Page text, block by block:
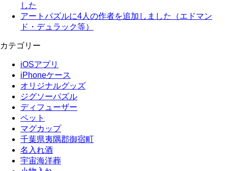
した
アートパズルに4人の作者を追加しました（エドマン
ド・デュラック等）
カテゴリー
iOSアプリ
iPhoneケース
オリジナルグッズ
ジグソーパズル
ディフューザー
ペット
マグカップ
千葉県夷隅郡御宿町
名入れ酒
宇宙海洋葬